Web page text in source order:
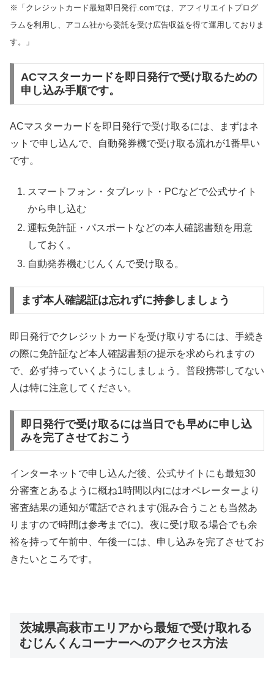
※「クレジットカード最短即日発行.comでは、アフィリエイトプログ
ラムを利用し、アコム社から委託を受け広告収益を得て運用しておりま
す。」
ACマスターカードを即日発行で受け取るための
申し込み手順です。
ACマスターカードを即日発行で受け取るには、まずはネ
ットで申し込んで、自動発券機で受け取る流れが1番早い
です。
スマートフォン・タブレット・PCなどで公式サイト
から申し込む
運転免許証・パスポートなどの本人確認書類を用意
しておく。
自動発券機むじんくんで受け取る。
まず本人確認証は忘れずに持参しましょう
即日発行でクレジットカードを受け取りするには、手続き
の際に免許証など本人確認書類の提示を求められますの
で、必ず持っていくようにしましょう。普段携帯してない
人は特に注意してください。
即日発行で受け取るには当日でも早めに申し込
みを完了させておこう
インターネットで申し込んだ後、公式サイトにも最短30
分審査とあるように概ね1時間以内にはオペレーターより
審査結果の通知が電話でされます(混み合うことも当然あ
りますので時間は参考までに)。夜に受け取る場合でも余
裕を持って午前中、午後一には、申し込みを完了させてお
きたいところです。
茨城県高萩市エリアから最短で受け取れる
むじんくんコーナーへのアクセス方法